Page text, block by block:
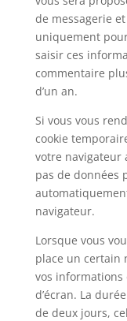
de messagerie
uniquement
saisir ces
commentaire
d’un an.
Si vous vous
cookie
votre navigateur
pas de données
navigateur.
Lorsque vous
place un certain
vos informations
d’écran. La
de deux jours,